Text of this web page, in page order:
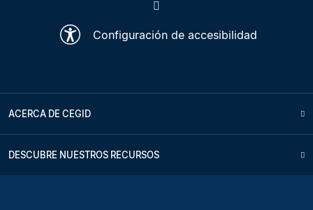
Configuración de accesibilidad
ACERCA DE CEGID
DESCUBRE NUESTROS RECURSOS